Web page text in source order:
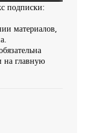
подписки:
материалов,
на главную